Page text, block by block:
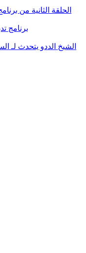
الحلقة الثانية من
برنامج
الشيخ الددو يتحدث لـ